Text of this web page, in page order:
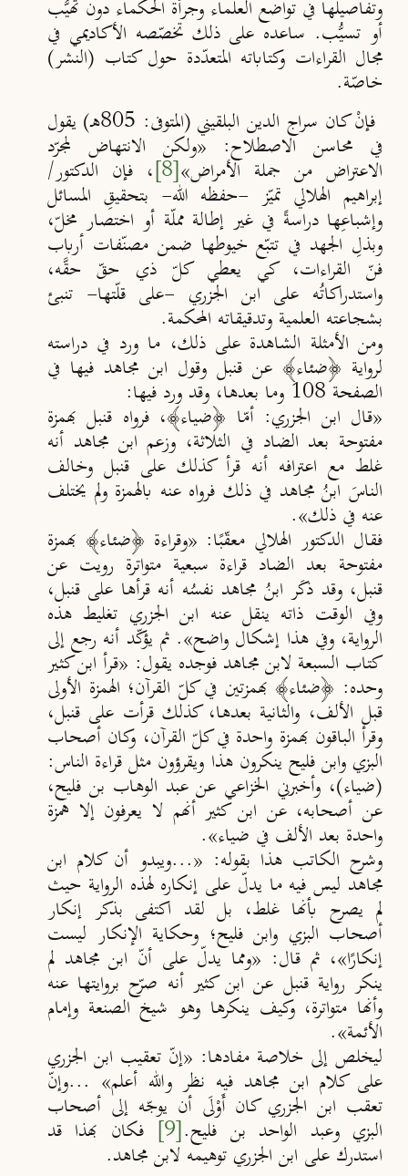
وتفاصيلها في تواضع العلماء وجرأة الحكماء دون تهيُّب
أو تسيُّب. ساعده على ذلك تخصّصه الأكاديمي في
مجال القراءات وكتاباته المتعدّدة حول كتاب (النشر)
خاصّة.
فإنْ كان سراج الدين البلقيني (المتوفى: 805هـ) يقول
في محاسن الاصطلاح: «ولكن الانتهاض لمجرّد
الاعتراض من جملة الأمراض»[8] ، فإن الدكتور/
إبراهيم الهلالي تميّز -حفظه الله- بتحقيقِ المسائل
وإشباعِها دراسةً في غير إطالة مملّة أو اختصار مخلّ،
وبذلِ الجهد في تتبّع خيوطها ضمن مصنّفات أرباب
فنّ القراءات، كي يعطي كلّ ذي حقّ حقَّه،
واستدراكاتُه على ابن الجزري -على قلّتها- تنبئ
بشجاعته العلمية وتدقيقاته المحكمة.
ومن الأمثلة الشاهدة على ذلك، ما ورد في دراسته
لرواية ﴿ضئاء﴾ عن قنبل وقول ابن مجاهد فيها في
الصفحة 108 وما بعدها، وقد ورد فيها:
«قال ابن الجزري: أمّا ﴿ضياء﴾، فرواه قنبل بهمزة
مفتوحة بعد الضاد في الثلاثة، وزعم ابن مجاهد أنه
غلط مع اعترافه أنه قرأ كذلك على قنبل وخالف
الناسَ ابنُ مجاهد في ذلك فرواه عنه بالهمزة ولم يختلف
عنه في ذلك».
فقال الدكتور الهلالي معقّبًا: «وقراءة ﴿ضئاء﴾ بهمزة
مفتوحة بعد الضاد قراءة سبعية متواترة رويت عن
قنبل، وقد ذكَر ابنُ مجاهد نفسُه أنه قرأها على قنبل،
وفي الوقت ذاته ينقل عنه ابن الجزري تغليط هذه
الرواية، وفي هذا إشكال واضح». ثم يؤكّد أنه رجع إلى
كتاب السبعة لابن مجاهد فوجده يقول: «قرأ ابن كثير
وحده: ﴿ضئاء﴾ بهمزتين في كلّ القرآن؛ الهمزة الأولى
قبل الألف، والثانية بعدها، كذلك قرأت على قنبل،
وقرأ الباقون بهمزة واحدة في كلّ القرآن، وكان أصحاب
البزي وابن فليح ينكرون هذا ويقرؤون مثل قراءة الناس:
(ضياء)، وأخبرني الخزاعي عن عبد الوهاب بن فليح،
عن أصحابه، عن ابن كثير أنهم لا يعرفون إلا همزة
واحدة بعد الألف في ضياء».
وشرح الكاتب هذا بقوله: «...ويبدو أن كلام ابن
مجاهد ليس فيه ما يدلّ على إنكاره لهذه الرواية حيث
لم يصرح بأنها غلط، بل لقد اكتفى بذكر إنكار
أصحاب البزي وابن فليح؛ وحكاية الإنكار ليست
إنكارًا»، ثم قال: «ومما يدلّ على أنّ ابن مجاهد لم
ينكر رواية قنبل عن ابن كثير أنه صرّح بروايتها عنه
وأنها متواترة، وكيف ينكرها وهو شيخ الصنعة وإمام
الأئمة».
ليخلص إلى خلاصة مفادها: «إنّ تعقيب ابن الجزري
على كلام ابن مجاهد فيه نظر والله أعلم» ...وإنّ
تعقب ابن الجزري كان أَوْلَى أن يوجّه إلى أصحاب
البزي وعبد الواحد بن فليح.
[9] فكان بهذا قد
استدرك على ابن الجزري توهيمه لابن مجاهد.